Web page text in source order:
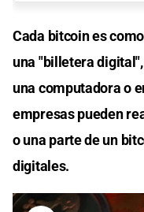
Cada bitcoin es
una "billetera
una computadora o
empresas pueden
o una parte de un
digitales.